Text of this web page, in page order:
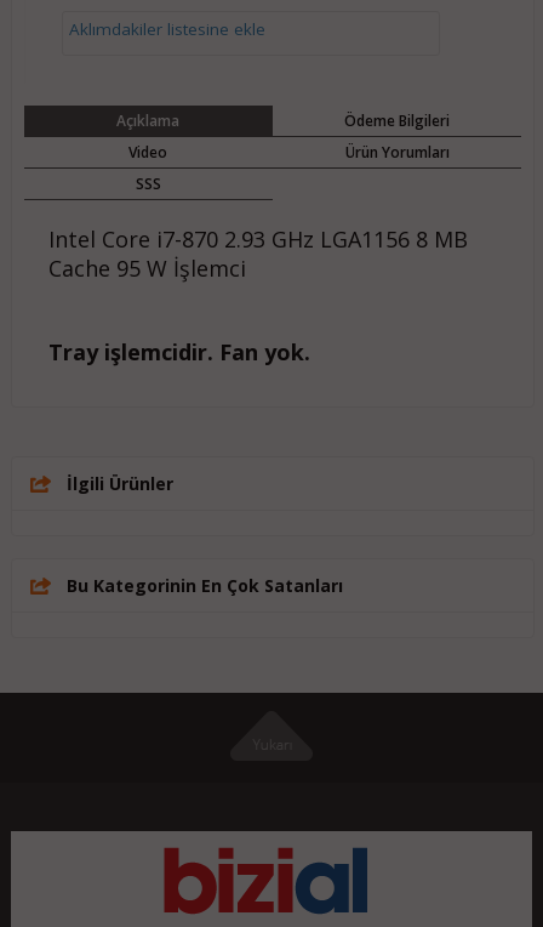
Aklımdakiler listesine ekle
Açıklama
Ödeme Bilgileri
Video
Ürün Yorumları
SSS
Intel Core i7-870 2.93 GHz LGA1156 8 MB
Cache 95 W İşlemci
Tray işlemcidir. Fan yok.
İlgili Ürünler
Bu Kategorinin En Çok Satanları